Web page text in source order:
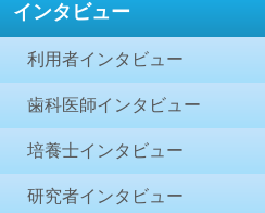
インタビュー
利用者インタビュー
歯科医師インタビュー
培養士インタビュー
研究者インタビュー